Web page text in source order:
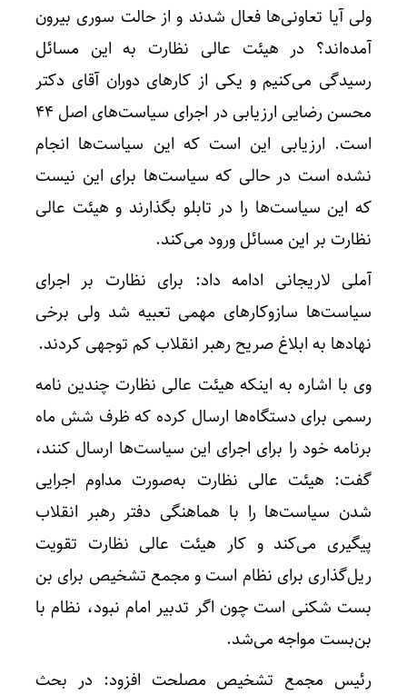
ولی آیا تعاونی‌ها فعال شدند و از حالت سوری بیرون
آمده‌اند؟ در هیئت عالی نظارت به این مسائل
رسیدگی می‌کنیم و یکی از کارهای دوران آقای دکتر
محسن رضایی ارزیابی در اجرای سیاست‌های اصل ۴۴
است. ارزیابی این است که این سیاست‌ها انجام
نشده است در حالی که سیاست‌ها برای این نیست
که این سیاست‌ها را در تابلو بگذارند و هیئت عالی
نظارت بر این مسائل ورود می‌کند.
آملی لاریجانی ادامه داد: برای نظارت بر اجرای
سیاست‌ها سازوکارهای مهمی تعبیه شد ولی برخی
نهادها به ابلاغ صریح رهبر انقلاب کم توجهی کردند.
وی با اشاره به اینکه هیئت عالی نظارت چندین نامه
رسمی برای دستگاه‌ها ارسال کرده که ظرف شش ماه
برنامه خود را برای اجرای این سیاست‌ها ارسال کنند،
گفت: هیئت عالی نظارت به‌صورت مداوم اجرایی
شدن سیاست‌ها را با هماهنگی دفتر رهبر انقلاب
پیگیری می‌کند و کار هیئت عالی نظارت تقویت
ریل‌گذاری برای نظام است و مجمع تشخیص برای بن
بست شکنی است چون اگر تدبیر امام نبود، نظام با
بن‌بست مواجه می‌شد.
رئیس مجمع تشخیص مصلحت افزود: در بحث